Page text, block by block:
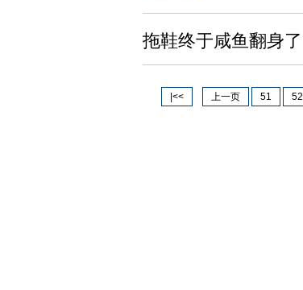
拖鞋终于咸鱼翻身
|<< 上一页 51 52